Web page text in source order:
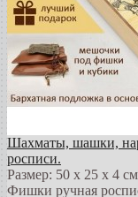
Шахматы, шашки,
росписи.
Размер: 50 х 25 х 4 см
Фишки ручная